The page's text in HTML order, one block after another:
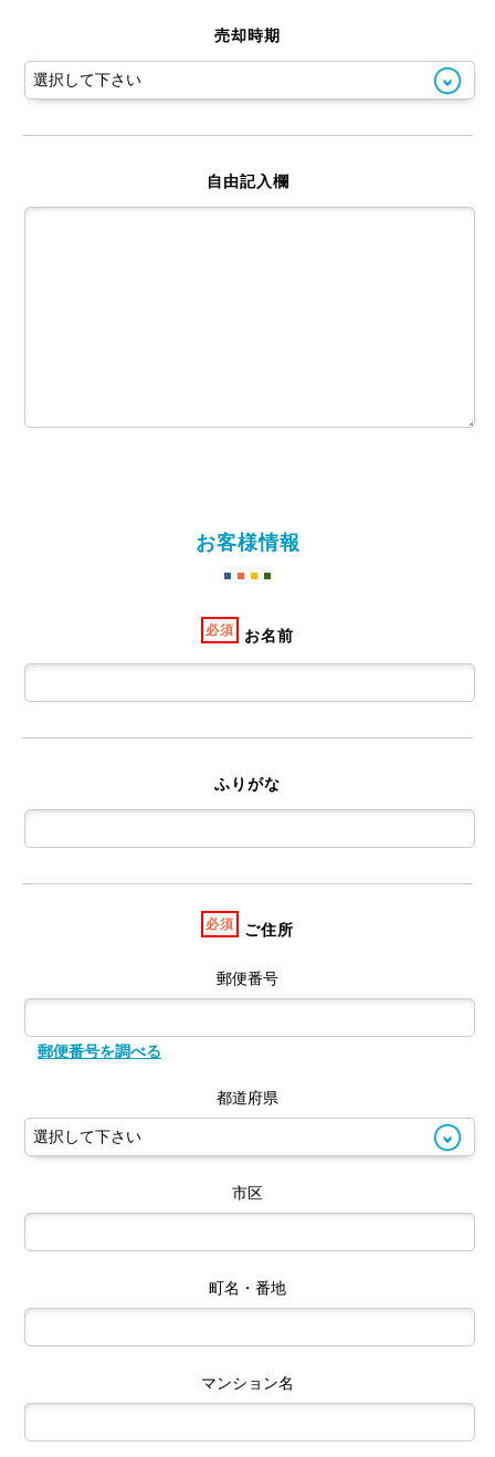
売却時期
自由記入欄
お客様情報
必須 お名前
ふりがな
必須 ご住所
郵便番号
郵便番号を調べる
都道府県
市区
町名・番地
マンション名